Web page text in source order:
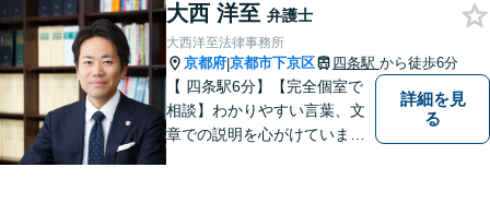
可能です。【地域に根ざした
弁護士】まずは当事務所の無
料法律相談をご体験くださ
い。
大西 洋至 弁護士
大西洋至法律事務所
京都府|京都市下京区 四条駅 から徒歩6分
【 四条駅6分】【完全個室で
相談】わかりやすい言葉、文
章での説明を心がけていま
詳細を見
る